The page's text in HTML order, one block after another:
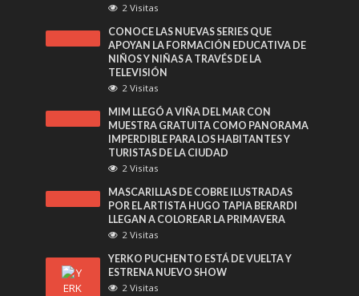
2 Visitas
CONOCE LAS NUEVAS SERIES QUE
APOYAN LA FORMACIÓN EDUCATIVA DE
NIÑOS Y NIÑAS A TRAVÉS DE LA
TELEVISIÓN
2 Visitas
MIM LLEGÓ A VIÑA DEL MAR CON
MUESTRA GRATUITA COMO PANORAMA
IMPERDIBLE PARA LOS HABITANTES Y
TURISTAS DE LA CIUDAD
2 Visitas
MASCARILLAS DE COBRE ILUSTRADAS
POR EL ARTISTA HUGO TAPIA BERARDI
LLEGAN A COLOREAR LA PRIMAVERA
2 Visitas
YERKO PUCHENTO ESTÁ DE VUELTA Y
ESTRENA NUEVO SHOW
2 Visitas